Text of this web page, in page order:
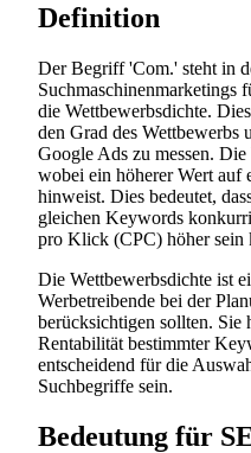
Definition
Der Begriff 'Com.' steht in
Suchmaschinenmarketings
die Wettbewerbsdichte.
den Grad des Wettbewerbs
Google Ads zu messen.
wobei ein höherer Wert auf
hinweist. Dies bedeutet,
gleichen Keywords
pro Klick (CPC) höher sein
Die Wettbewerbsdichte ist
Werbetreibende bei der
berücksichtigen sollten.
Rentabilität bestimmter
entscheidend für die
Suchbegriffe sein.
Bedeutung für